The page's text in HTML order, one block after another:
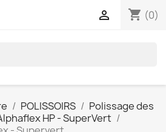
shopping_cart (0)

POLISSOIRS
Polissage des
HP - SuperVert